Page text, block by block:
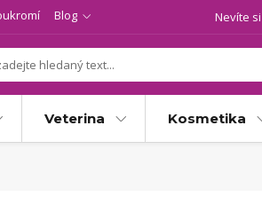
Blog Nevíte
Veterina Kosmetika